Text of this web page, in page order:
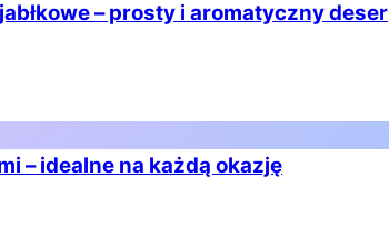
– prosty i aromatyczny deser
– idealne na każdą okazję